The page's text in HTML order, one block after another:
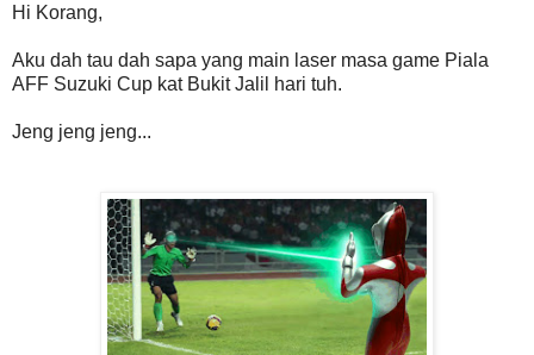
Hi Korang,
Aku dah tau dah sapa yang main laser masa game Piala
AFF Suzuki Cup kat Bukit Jalil hari tuh.
Jeng jeng jeng...